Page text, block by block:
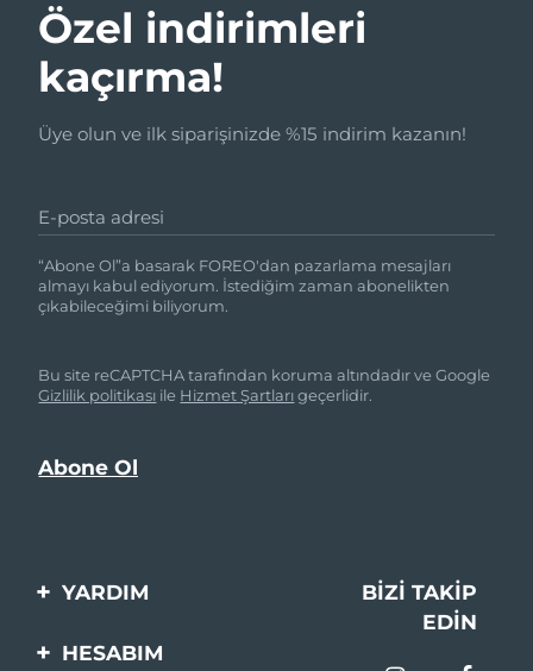
Özel indirimleri
kaçırma!
Üye olun ve ilk siparişinizde %15 indirim kazanın!
E-posta adresi
“Abone Ol”a basarak FOREO'dan pazarlama mesajları
almayı kabul ediyorum. İstediğim zaman abonelikten
çıkabileceğimi biliyorum.
Bu site reCAPTCHA tarafından koruma altındadır ve Google
Gizlilik politikası ile Hizmet Şartlarıgeçerlidir.
YARDIM
Bi̇zi̇mle İleti̇şi̇me Geçi̇n
BIZI TAKIP
EDIN
HESABIM